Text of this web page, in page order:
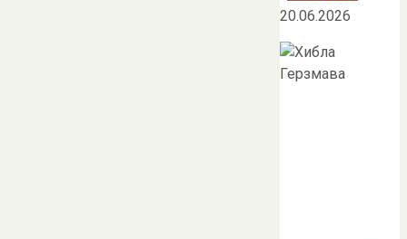
20.06.2026